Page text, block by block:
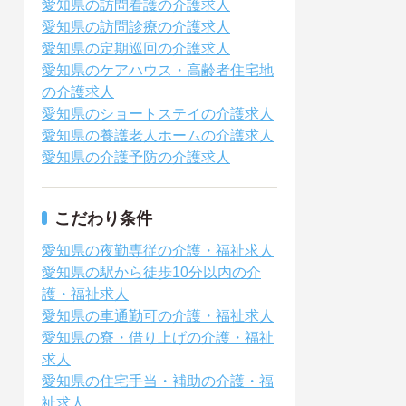
愛知県の訪問看護の介護求人
愛知県の訪問診療の介護求人
愛知県の定期巡回の介護求人
愛知県のケアハウス・高齢者住宅地
の介護求人
愛知県のショートステイの介護求人
愛知県の養護老人ホームの介護求人
愛知県の介護予防の介護求人
こだわり条件
愛知県の夜勤専従の介護・福祉求人
愛知県の駅から徒歩10分以内の介
護・福祉求人
愛知県の車通勤可の介護・福祉求人
愛知県の寮・借り上げの介護・福祉
求人
愛知県の住宅手当・補助の介護・福
祉求人